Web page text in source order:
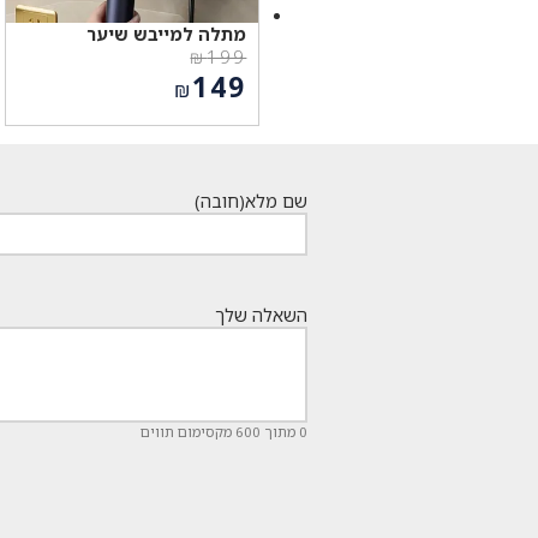
מתלה למייבש שיער
₪199
המחיר
המקורי
היה:
₪149
שם מלא(חובה)
השאלה שלך
0 מתוך 600 מקסימום תווים